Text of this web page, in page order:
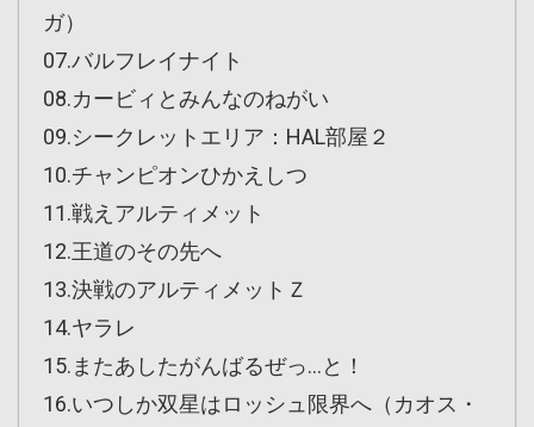
ガ）
07.バルフレイナイト
08.カービィとみんなのねがい
09.シークレットエリア：HAL部屋２
10.チャンピオンひかえしつ
11.戦えアルティメット
12.王道のその先へ
13.決戦のアルティメットＺ
14.ヤラレ
15.またあしたがんばるぜっ…と！
16.いつしか双星はロッシュ限界へ（カオス・